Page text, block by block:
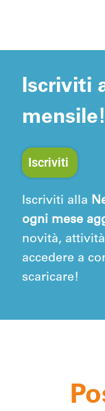
Iscriviti
mensile!
Iscriviti
Iscriviti alla
ogni mese
novità,
accedere a
scaricare!